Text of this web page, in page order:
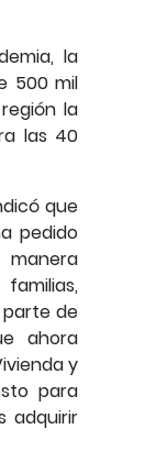
la
500 mil
la
las 40
que
pedido
parte de
ahora
y
para
adquirir